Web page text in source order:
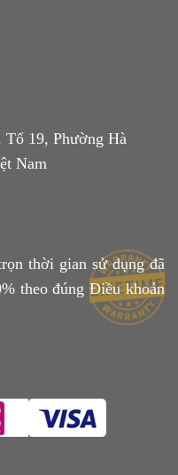
19, Phường Hà
Nam
thời gian sử dụng đã
theo đúngĐiều khoản